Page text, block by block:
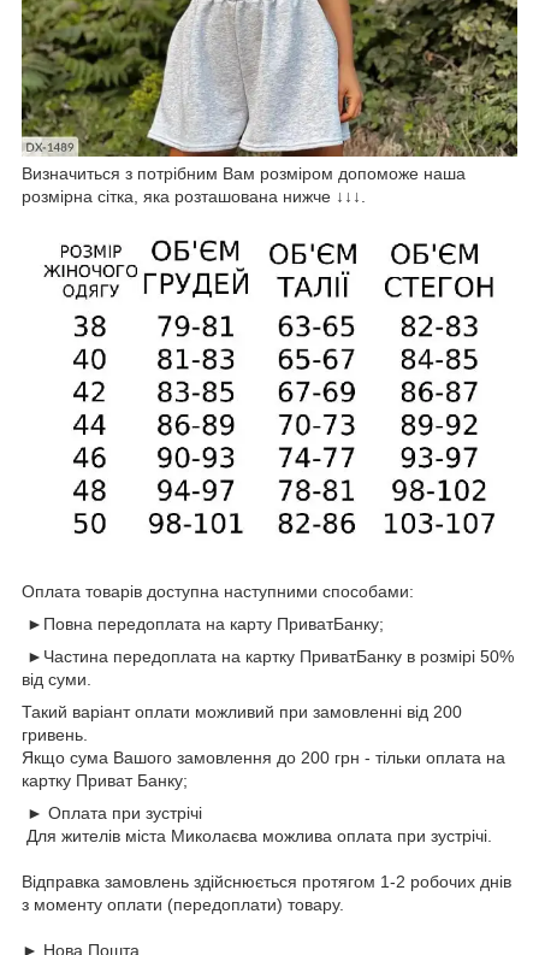
Визначиться з потрібним Вам розміром допоможе наша
розмірна сітка, яка розташована нижче ↓↓↓.
Оплата товарів доступна наступними способами:
►Повна передоплата на карту ПриватБанку;
►Частина передоплата на картку ПриватБанку в розмірі 50%
від суми.
Такий варіант оплати можливий при замовленні від 200
гривень.
Якщо сума Вашого замовлення до 200 грн - тільки оплата на
картку Приват Банку;
► Оплата при зустрічі
Для жителів міста Миколаєва можлива оплата при зустрічі.
Відправка замовлень здійснюється протягом 1-2 робочих днів
з моменту оплати (передоплати) товару.
► Нова Пошта